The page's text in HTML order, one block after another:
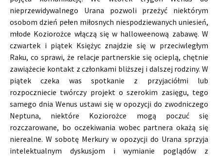
nieprzewidywalnego Urana pozwoli przeżyć niektórym
osobom dzień pełen miłosnych niespodziewanych uniesień,
młode Koziorożce włączą się w halloweenową zabawę. W
czwartek i piątek Księżyc znajdzie się w przeciwległym
Raku, co sprawi, że relacje partnerskie się ocieplą, chętnie
zawiążecie kontakt z członkami bliższej i dalszej rodziny. W
piątek czeka was spotkanie z przyjaciółmi lub
rozpoczniecie twórczy projekt o szerokim zasięgu, tego
samego dnia Wenus ustawi się w opozycji do zwodniczego
Neptuna, niektóre Koziorożce mogą poczuć się
rozczarowane, bo oczekiwania wobec partnera okażą się
nierealne. W sobotę Merkury w opozycji do Urana sprzyja
intelektualnym dyskusjom i wymianie poglądów z